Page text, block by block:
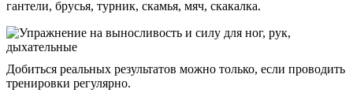
гантели, брусья, турник, скамья, мяч, скакалка.
Добиться реальных результатов можно только, если проводить
тренировки регулярно.